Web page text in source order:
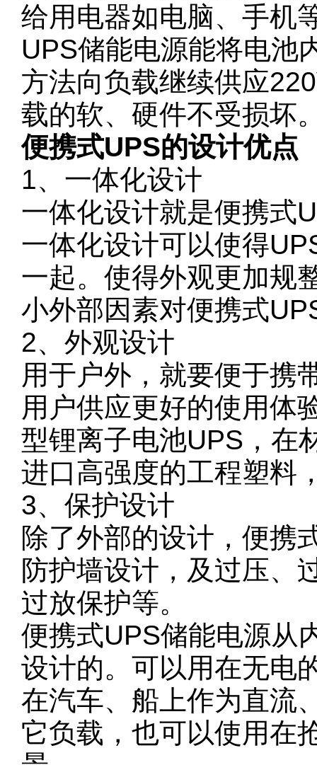
给用电器如电脑、手机
UPS储能电源能将电池
方法向负载继续供应
载的软、硬件不受损坏
便携式UPS的设计优点
1、一体化设计
一体化设计就是便携式
一体化设计可以使得
一起。使得外观更加规
小外部因素对便携式
2、外观设计
用于户外，就要便于携
用户供应更好的使用体
型锂离子电池UPS，在
进口高强度的工程塑料
3、保护设计
除了外部的设计，便携
防护墙设计，及过压、
过放保护等。
便携式UPS储能电源从
设计的。可以用在无电
在汽车、船上作为直流
它负载，也可以使用在